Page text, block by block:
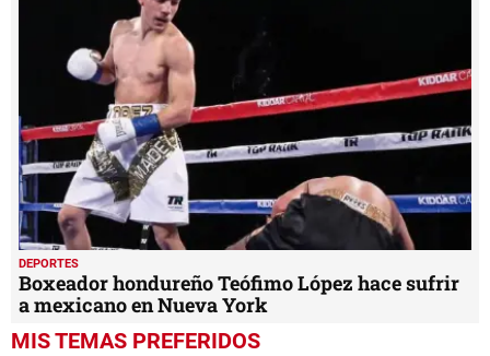
DEPORTES
Boxeador hondureño Teófimo López hace sufrir
a mexicano en Nueva York
MIS TEMAS PREFERIDOS